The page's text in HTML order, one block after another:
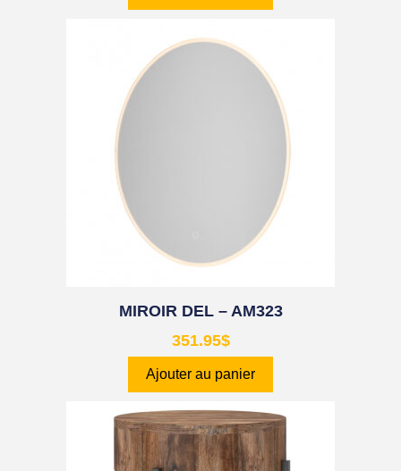
MIROIR DEL – AM323
351.95$
Ajouter au panier